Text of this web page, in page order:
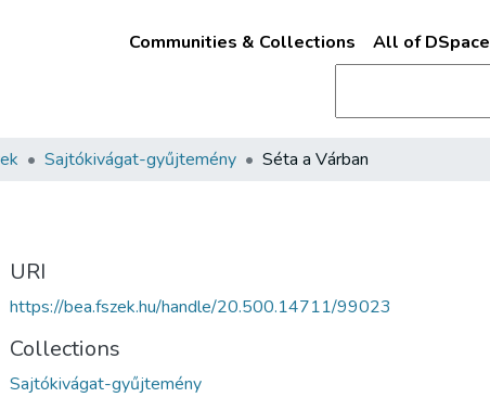
Communities & Collections All of DSpace
Sajtókivágat-gyűjtemény Séta a Várban
URI
https://bea.fszek.hu/handle/20.500.14711/99023
Collections
Sajtókivágat-gyűjtemény